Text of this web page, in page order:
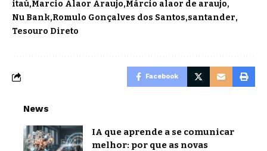
itaú Marcio Alaor Araujo Márcio alaor de araujo
Nu Bank Romulo Gonçalves dos Santos santander
Tesouro Direto
Facebook
News
IA que aprende a se comunicar
melhor: por que as novas